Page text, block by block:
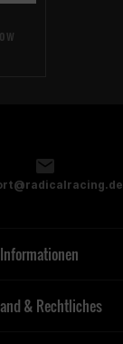
Informationen
& Rechtliches